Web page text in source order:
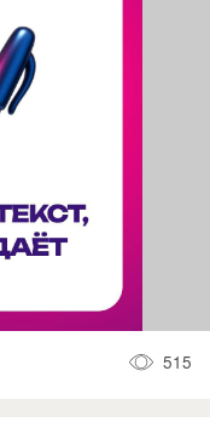
515